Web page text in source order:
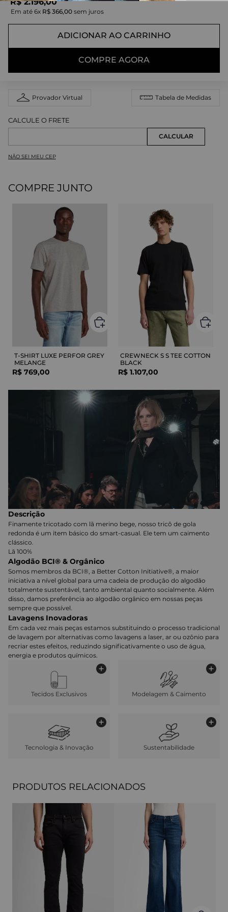
Em até 6x R$ 366,00 sem juros
ADICIONAR AO CARRINHO
COMPRE AGORA
Provador Virtual Tabela de Medidas
NÃO SEI MEU CEP
COMPRE JUNTO
T-SHIRT LUXE PERFOR GREY
MELANGE
R$ 769,00
CREWNECK S S TEE COTTON
BLACK
R$ 1.107,00
Descrição
Finamente tricotado com lã merino bege, nosso tricô de gola
redonda é um item básico do smart-casual. Ele tem um caimento
clássico.
Lã 100%
Algodão BCI® & Orgânico
Somos membros da BCI®, a Better Cotton Initiative®, a maior
iniciativa a nível global para uma cadeia de produção do algodão
totalmente sustentável, tanto ambiental quanto socialmente. Além
disso, damos preferência ao algodão orgânico em nossas peças
sempre que possível.
Lavagens Inovadoras
Em cada vez mais peças estamos substituindo o processo tradicional
de lavagem por alternativas como lavagens a laser, ar ou ozônio para
recriar estes efeitos, reduzindo significativamente o uso de água,
energia e produtos químicos.
Tecidos Exclusivos Modelagem & Caimento
Tecnologia & Inovação Sustentabilidade
PRODUTOS RELACIONADOS